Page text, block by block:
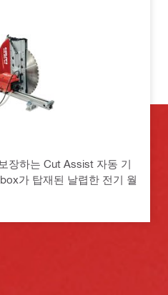
장하는 Cut Assist 자동 기
가 탑재된 날렵한 전기 월